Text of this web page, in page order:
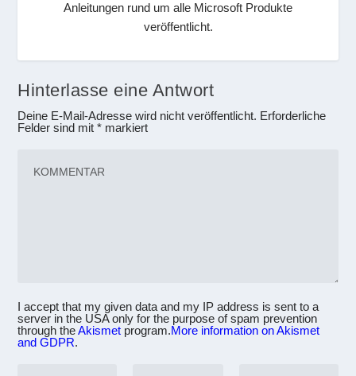
Anleitungen rund um alle Microsoft Produkte
veröffentlicht.
Hinterlasse eine Antwort
Deine E-Mail-Adresse wird nicht veröffentlicht. Erforderliche
Felder sind mit* markiert
I accept that my given data and my IP address is sent to a
server in the USA only for the purpose of spam prevention
through theAkismet program.More information on Akismet
and GDPR.